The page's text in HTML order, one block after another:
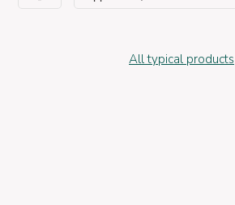
All typical products